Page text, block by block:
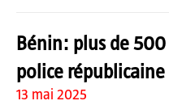
Bénin: plus de
police
13 mai 2025